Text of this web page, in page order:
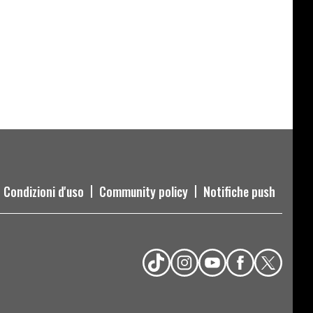
Condizioni d'uso Community policy Notifiche push